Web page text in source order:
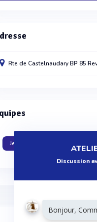
Discussion
Bonjour,
Rte de Castelnaudary BP 85
Je travaille dans cette entreprise